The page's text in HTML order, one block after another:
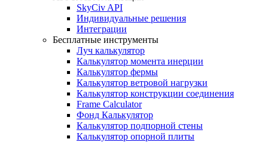
SkyCiv API
Индивидуальные решения
Интеграции
Бесплатные инструменты
Луч калькулятор
Калькулятор момента инерции
Калькулятор фермы
Калькулятор ветровой нагрузки
Калькулятор конструкции соединения
Frame Calculator
Фонд Калькулятор
Калькулятор подпорной стены
Калькулятор опорной плиты